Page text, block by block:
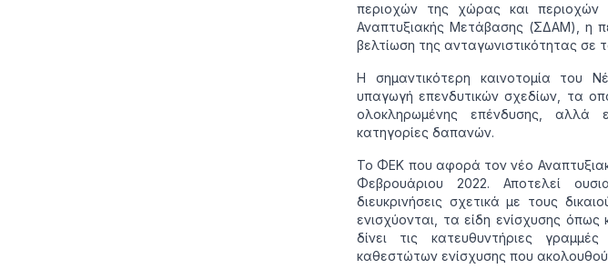
περιοχών της χώρας και περιοχών
Αναπτυξιακής Μετάβασης (ΣΔΑΜ), η
βελτίωση της ανταγωνιστικότητας σε
Η σημαντικότερη καινοτομία του
υπαγωγή επενδυτικών σχεδίων, τα
ολοκληρωμένης επένδυσης, αλλά
κατηγορίες δαπανών.
Το ΦΕΚ που αφορά τον νέο
Φεβρουάριου 2022. Αποτελεί
διευκρινήσεις σχετικά με τους
ενισχύονται, τα είδη ενίσχυσης
δίνει τις κατευθυντήριες
καθεστώτων ενίσχυσης που